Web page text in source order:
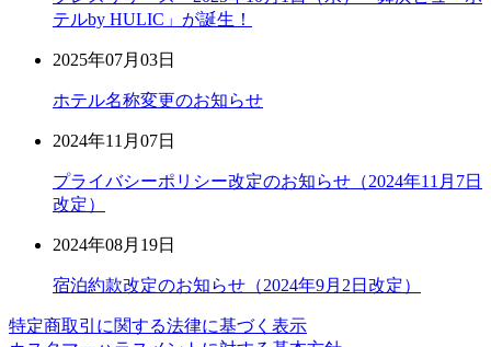
テルby HULIC」が誕生！
2025年07月03日
ホテル名称変更のお知らせ
2024年11月07日
プライバシーポリシー改定のお知らせ（2024年11月7日
改定）
2024年08月19日
宿泊約款改定のお知らせ（2024年9月2日改定）
特定商取引に関する法律に基づく表示